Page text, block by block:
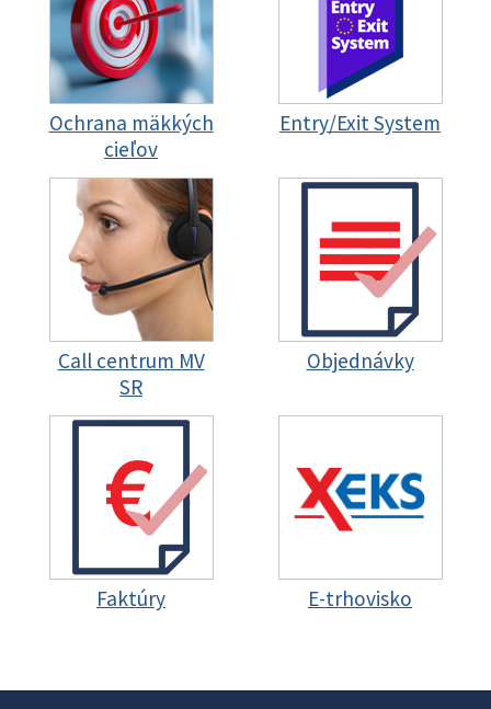
Ochrana mäkkých
cieľov
Entry/Exit System
Call centrum MV
SR
Objednávky
Faktúry E-trhovisko